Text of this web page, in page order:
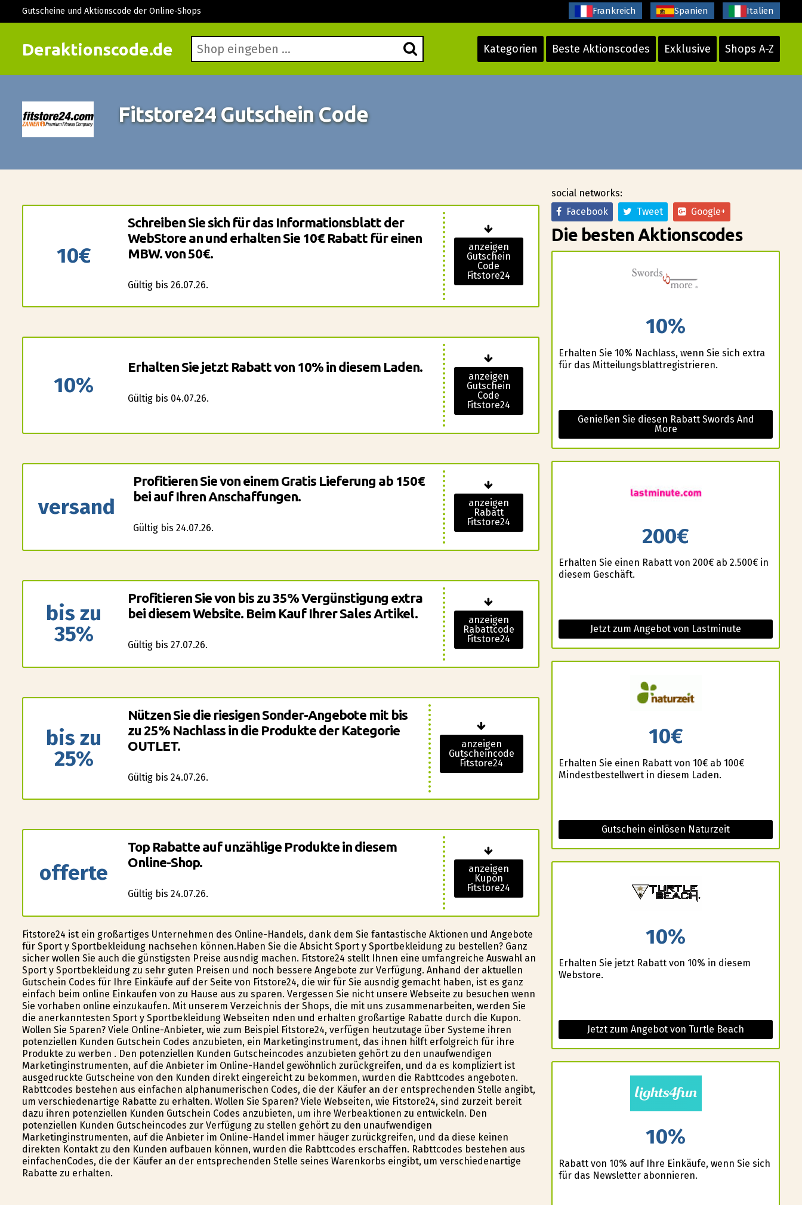
Deraktionscode.de Kategorien Beste Aktionscodes Exklusive Shops A-Z
Gutscheine und Aktionscode der Online-Shops Frankreich Spanien Italien
Fitstore24 Gutschein Code
10€
Schreiben Sie sich für das Informationsblatt der
WebStore an und erhalten Sie 10€ Rabatt für einen
MBW. von 50€.
Gültig bis 26.07.26.
anzeigen
Gutschein
Code
Fitstore24
10%
Erhalten Sie jetzt Rabatt von 10% in diesem Laden.
Gültig bis 04.07.26.
anzeigen
Gutschein
Code
Fitstore24
versand
Profitieren Sie von einem Gratis Lieferung ab 150€
bei auf Ihren Anschaffungen.
Gültig bis 24.07.26.
anzeigen
Rabatt
Fitstore24
bis zu
35%
Profitieren Sie von bis zu 35% Vergünstigung extra
bei diesem Website. Beim Kauf Ihrer Sales Artikel.
Gültig bis 27.07.26.
anzeigen
Rabattcode
Fitstore24
bis zu
25%
Nützen Sie die riesigen Sonder-Angebote mit bis
zu 25% Nachlass in die Produkte der Kategorie
OUTLET.
Gültig bis 24.07.26.
anzeigen
Gutscheincode
Fitstore24
offerte
Top Rabatte auf unzählige Produkte in diesem
Online-Shop.
Gültig bis 24.07.26.
anzeigen
Kupon
Fitstore24
Fitstore24 ist ein großartiges Unternehmen des Online-Handels, dank dem Sie fantastische Aktionen und Angebote
für Sport y Sportbekleidung nachsehen können.Haben Sie die Absicht Sport y Sportbekleidung zu bestellen? Ganz
sicher wollen Sie auch die günstigsten Preise ausfindig machen. Fitstore24 stellt Ihnen eine umfangreiche Auswahl an
Sport y Sportbekleidung zu sehr guten Preisen und noch bessere Angebote zur Verfügung. Anhand der aktuellen
Gutschein Codes für Ihre Einkäufe auf der Seite von Fitstore24, die wir für Sie ausfindig gemacht haben, ist es ganz
einfach beim online Einkaufen von zu Hause aus zu sparen. Vergessen Sie nicht unsere Webseite zu besuchen wenn
Sie vorhaben online einzukaufen. Mit unserem Verzeichnis der Shops, die mit uns zusammenarbeiten, werden Sie
die anerkanntesten Sport y Sportbekleidung Webseiten finden und erhalten großartige Rabatte durch die Kupon.
Wollen Sie Sparen? Viele Online-Anbieter, wie zum Beispiel Fitstore24, verfügen heutzutage über Systeme ihren
potenziellen Kunden Gutschein Codes anzubieten, ein Marketinginstrument, das ihnen hilft erfolgreich für ihre
Produkte zu werben . Den potenziellen Kunden Gutscheincodes anzubieten gehört zu den unaufwendigen
Marketinginstrumenten, auf die Anbieter im Online-Handel gewöhnlich zurückgreifen, und da es kompliziert ist
ausgedruckte Gutscheine von den Kunden direkt eingereicht zu bekommen, wurden die Rabttcodes angeboten.
Rabttcodes bestehen aus einfachen alphanumerischen Codes, die der Käufer an der entsprechenden Stelle angibt,
um verschiedenartige Rabatte zu erhalten. Wollen Sie Sparen? Viele Webseiten, wie Fitstore24, sind zurzeit bereit
dazu ihren potenziellen Kunden Gutschein Codes anzubieten, um ihre Werbeaktionen zu entwickeln. Den
potenziellen Kunden Gutscheincodes zur Verfügung zu stellen gehört zu den unaufwendigen
Marketinginstrumenten, auf die Anbieter im Online-Handel immer häufiger zurückgreifen, und da diese keinen
direkten Kontakt zu den Kunden aufbauen können, wurden die Rabttcodes erschaffen. Rabttcodes bestehen aus
einfachenCodes, die der Käufer an der entsprechenden Stelle seines Warenkorbs eingibt, um verschiedenartige
Rabatte zu erhalten.
social networks:
Facebook
Tweet Google+
Die besten Aktionscodes
10%
Erhalten Sie 10% Nachlass, wenn Sie sich extra
für das Mitteilungsblattregistrieren.
Genießen Sie diesen Rabatt Swords And
More
200€
Erhalten Sie einen Rabatt von 200€ ab 2.500€ in
diesem Geschäft.
Jetzt zum Angebot von Lastminute
10€
Erhalten Sie einen Rabatt von 10€ ab 100€
Mindestbestellwert in diesem Laden.
Gutschein einlösen Naturzeit
10%
Erhalten Sie jetzt Rabatt von 10% in diesem
Webstore.
Jetzt zum Angebot von Turtle Beach
10%
Rabatt von 10% auf Ihre Einkäufe, wenn Sie sich
für das Newsletter abonnieren.